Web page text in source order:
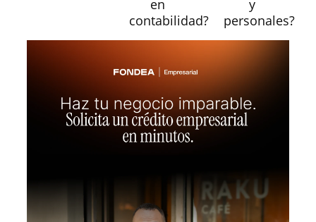
en
contabilidad?
y
personales?